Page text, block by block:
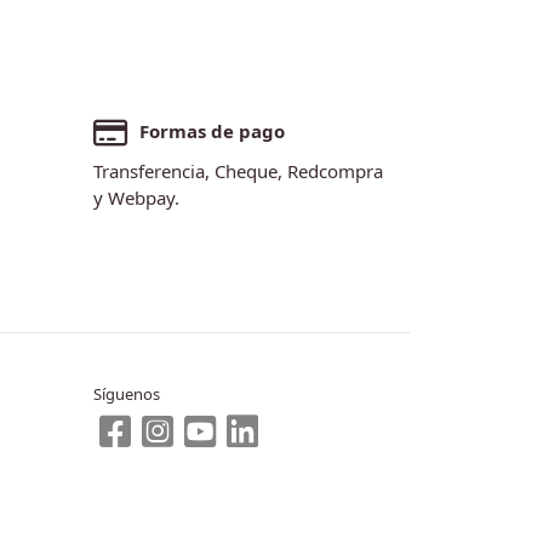
Formas de pago
Transferencia, Cheque, Redcompra
y Webpay.
Síguenos